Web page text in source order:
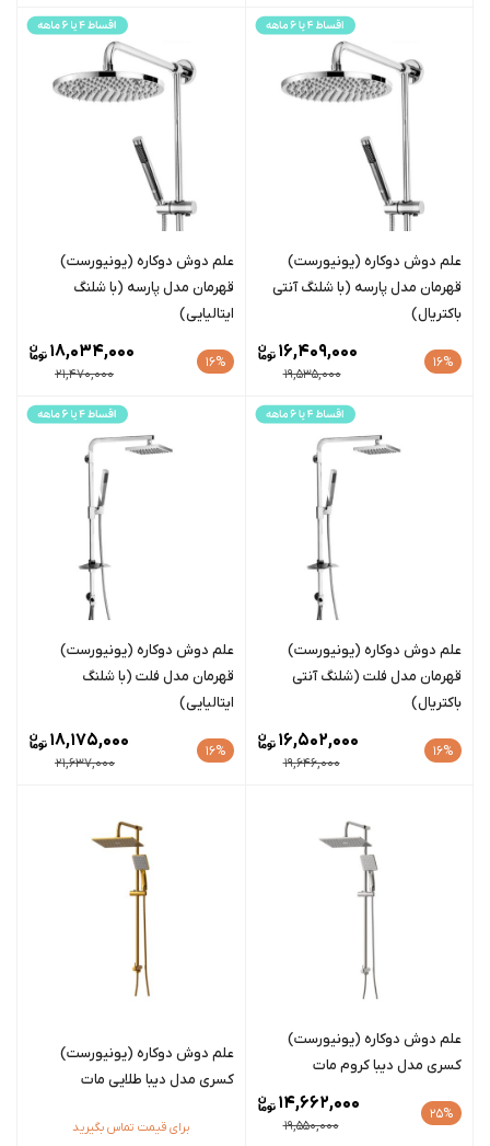
علم دوش دوکاره (یونیورست)
قهرمان مدل پارسه (با شلنگ آنتی
باکتریال)
16%
19,535,000
16,409,000
علم دوش دوکاره (یونیورست)
قهرمان مدل پارسه (با شلنگ
ایتالیایی)
16%
21,470,000
18,034,000
علم دوش دوکاره (یونیورست)
قهرمان مدل فلت (شلنگ آنتی
باکتریال)
16%
19,646,000
16,502,000
علم دوش دوکاره (یونیورست)
قهرمان مدل فلت (با شلنگ
ایتالیایی)
16%
21,637,000
18,175,000
علم دوش دوکاره (یونیورست)
کسری مدل دیبا کروم مات
25%
19,550,000
14,662,000
علم دوش دوکاره (یونیورست)
کسری مدل دیبا طلایی مات
برای قیمت تماس بگیرید